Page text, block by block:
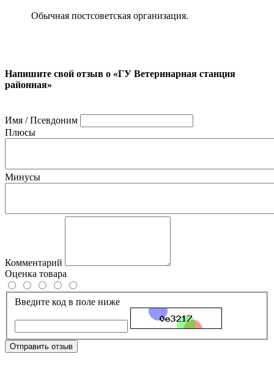
Обычная постсоветская организация.
Напишите свой отзыв о «ГУ Ветеринарная станция
районная»
Имя / Псевдоним
Плюсы
Минусы
Комментарий
Оценка товара
Введите код в поле ниже
Отправить отзыв